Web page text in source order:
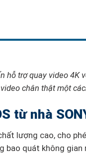
hỗ trợ quay video
chân thật một
từ nhà
lượng cao, cho
bao quát không